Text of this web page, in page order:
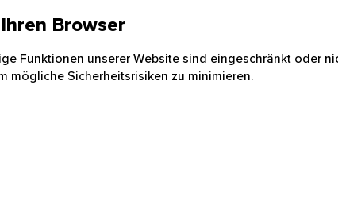
Browser
Funktionen unserer Website sind eingeschränkt oder
mögliche Sicherheitsrisiken zu minimieren.